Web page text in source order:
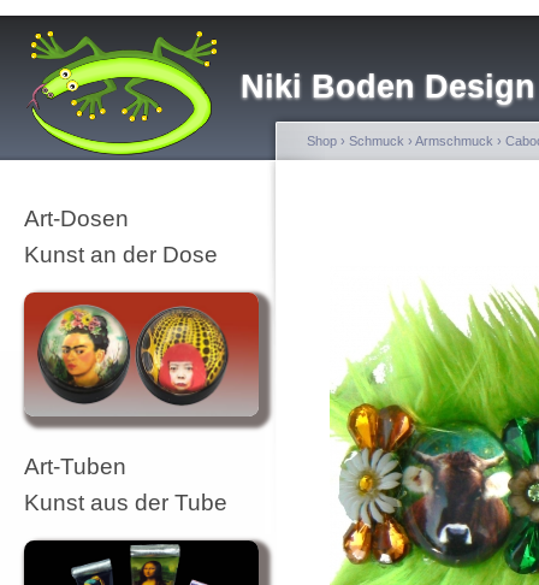
Niki Boden Design
Art-Dosen
Kunst an der Dose
Art-Tuben
Kunst aus der Tube
Shop › Schmuck › Armschmuck ›